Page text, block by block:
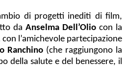
di progetti inediti di film,
da Anselma Dell’Olio con la
con l’amichevole partecipazione
Ranchino (che raggiungono la
della salute e del benessere, il